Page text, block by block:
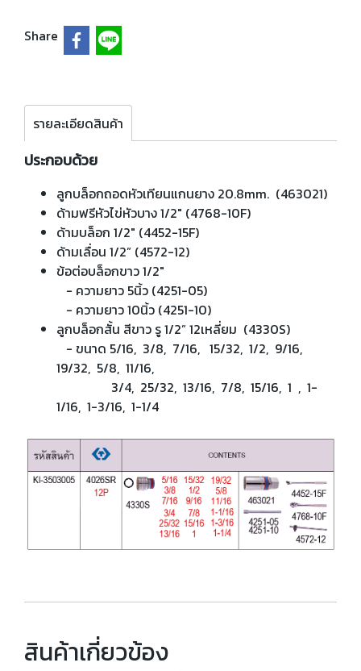
Share
รายละเอียดสินค้า
ประกอบด้วย
ลูกบล็อกถอดหัวเทียนแกนยาง 20.8mm. (463021)
ด้ามฟรีหัวไข่หัวบาง 1/2" (4768-10F)
ด้ามบล็อก 1/2" (4452-15F)
ด้ามเลื่อน 1/2” (4572-12)
ข้อต่อบล็อกขาว 1/2"
- ความยาว 5นิ้ว (4251-05)
- ความยาว 10นิ้ว (4251-10)
ลูกบล็อกสั้น สีขาว รู 1/2” 12เหลี่ยม (4330S)
- ขนาด 5/16, 3/8, 7/16, 15/32, 1/2, 9/16,
19/32, 5/8, 11/16,
3/4, 25/32, 13/16, 7/8, 15/16, 1 , 1-
1/16, 1-3/16, 1-1/4
สินค้าเกี่ยวข้อง